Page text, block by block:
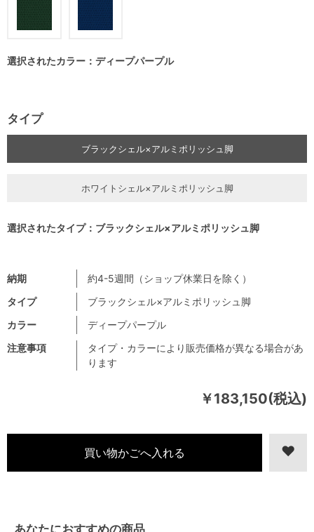
￥183,150(税込)
注意事項
タイプ・カラーにより販売価格が異なる場合があ
ります
納期
約4-5週間（ショップ休業日を除く）
タイプ
ブラックシェル×アルミポリッシュ脚
カラー
ディープパープル
選択されたカラー：ディープパープル
タイプ
ブラックシェル×アルミポリッシュ脚
ホワイトシェル×アルミポリッシュ脚
選択されたタイプ：ブラックシェル×アルミポリッシュ脚